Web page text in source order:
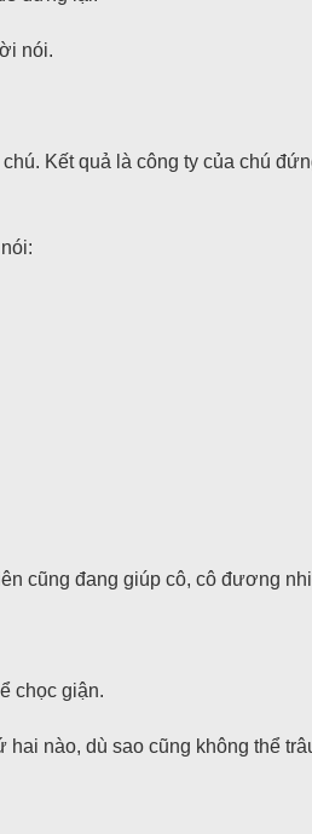
nói.
Kết quả là công ty của chú
cũng đang giúp cô, cô đương
chọc giận.
nào, dù sao cũng không thể